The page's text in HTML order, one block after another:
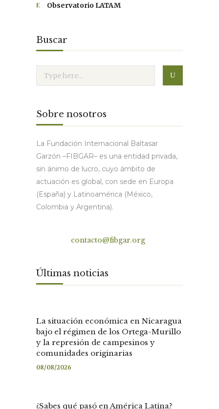
Observatorio LATAM
Buscar
Sobre nosotros
La Fundación Internacional Baltasar
Garzón –FIBGAR– es una entidad privada,
sin ánimo de lucro, cuyo ámbito de
actuación es global, con sede en Europa
(España) y Latinoamérica (México,
Colombia y Argentina).
contacto@fibgar.org
Últimas noticias
La situación económica en Nicaragua
bajo el régimen de los Ortega-Murillo
y la represión de campesinos y
comunidades originarias
08/08/2026
¿Sabes qué pasó en América Latina?